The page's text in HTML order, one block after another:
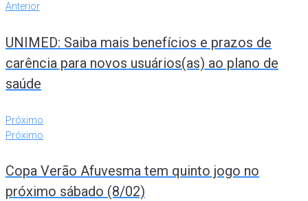
Anterior
UNIMED: Saiba mais benefícios e prazos de
carência para novos usuários(as) ao plano de
saúde
Próximo
Próximo
Copa Verão Afuvesma tem quinto jogo no
próximo sábado (8/02)